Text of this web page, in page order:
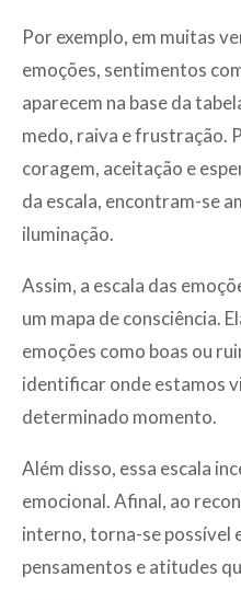
Por exemplo, em muitas
emoções, sentimentos
aparecem na base da
medo, raiva e frustração.
coragem, aceitação e
da escala, encontram-se
iluminação.
Assim, a escala das
um mapa de consciência.
emoções como boas ou
identificar onde estamos
determinado momento.
Além disso, essa escala
emocional. Afinal, ao
interno, torna-se possível
pensamentos e atitudes